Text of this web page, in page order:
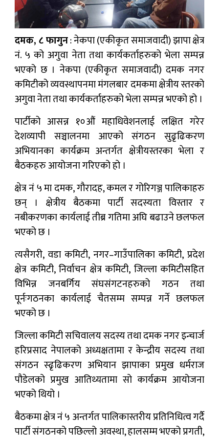
दमक, ८ फागुन: नेकपा (एकीकृत समाजवादी) झापा क्षेत्र
नं. ५ को अगुवा नेता तथा कार्यकर्ताहरुको भेला सम्पन्न
भएको छ । नेकपा (एकीकृत समाजवादी) दमक नगर
कमिटीको व्यवस्थापनमा मंगलबार दमकमा क्षेत्रीय स्तरको
अगुवा नेता तथा कार्यकर्ताहरुको भेला सम्पन्न भएको हो ।
पार्टीको आसन्न १०औं महाधिवेशनलाई लक्षित गरेर
देशव्यापी सञ्चालनमा आएको संगठन सुढृढिकरण
अभियानका कार्यक्रम अन्तर्गत क्षेत्रीयस्तरका भेला र
बैठकहरु आयोजना गरिएको हो ।
क्षेत्र नं ५ मा दमक, गौरादह, कमल र गोरिगञ्ज पालिकाहरु
छन् । क्षेत्रीय बैठकमा पार्टी सदस्यता विस्तार र
नबीकरणका कार्यलाई तीब्र गतिमा अघि बढाउने छलफल
भएको छ ।
त्यसैगरी, वडा कमिटी, नगर–गाउँपालिका कमिटी, प्रदेश
क्षेत्र कमिटी, निर्वाचन क्षेत्र कमिटी, जिल्ला कमिटीसहित
विभिन्न जनबर्गिय संघसंगटनहरुको गठन तथा
पूर्नःगठनका कार्यलाई चैतसम्म सम्पन्न गर्ने छलफल
भएको छ ।
जिल्ला कमिटी सचिवालय सदस्य तथा दमक नगर इन्चार्ज
हरिप्रसाद नेपालको अध्यक्षतामा र केन्द्रीय सदस्य तथा
संगठन स्ढृढिकरण अभियान झापाका प्रमुख धर्मराज
पौडेलको प्रमुख आतिथ्यतामा सो कार्यक्रम आयोजना
भएको थियो ।
बैठकमा क्षेत्र नं ५ अन्तर्गत पालिकास्तरीय प्रतिनिधित्व गर्दै
पार्टी संगठनको पछिल्लो अवस्था, हालसम्म भएको प्रगती,